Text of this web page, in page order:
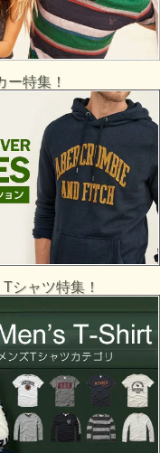
特集！
シャツ特集！